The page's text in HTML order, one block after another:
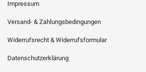
Impressum
Versand- & Zahlungsbedingungen
Widerrufsrecht & Widerrufsformular
Datenschutzerklärung